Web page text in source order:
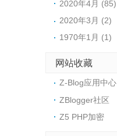
2020年4月 (85)
2020年3月 (2)
1970年1月 (1)
网站收藏
Z-Blog应用中心
ZBlogger社区
Z5 PHP加密